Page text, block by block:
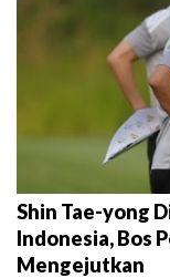
Shin Tae-yong
Indonesia, Bos
Mengejutkan